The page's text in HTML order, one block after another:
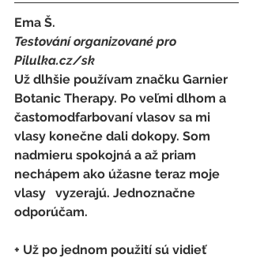
Ema Š.
Testování organizované pro
Pilulka.cz/sk
Už dlhšie používam značku Garnier
Botanic Therapy. Po veľmi dlhom a
častomodfarbovaní vlasov sa mi
vlasy konečne dali dokopy. Som
nadmieru spokojná a až priam
nechápem ako úžasne teraz moje
vlasy   vyzerajú. Jednoznačne
odporúčam.
+ Už po jednom použití sú vidieť